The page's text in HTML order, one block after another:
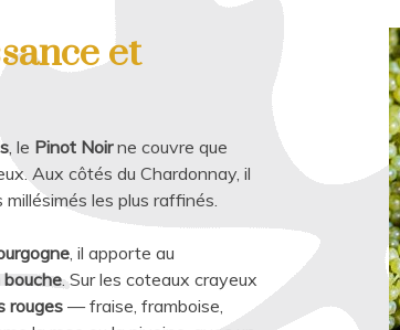
et
, le Pinot Noirne couvre que
Aux côtés du Chardonnay, il
les plus raffinés.
, il apporte au
bouche. Sur les coteaux crayeux
rouges — fraise, framboise,